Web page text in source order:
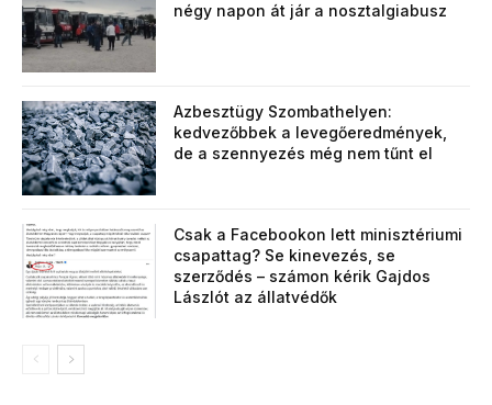
négy napon át jár a nosztalgiabusz
Azbesztügy Szombathelyen:
kedvezőbbek a levegőeredmények,
de a szennyezés még nem tűnt el
Csak a Facebookon lett minisztériumi
csapattag? Se kinevezés, se
szerződés – számon kérik Gajdos
Lászlót az állatvédők